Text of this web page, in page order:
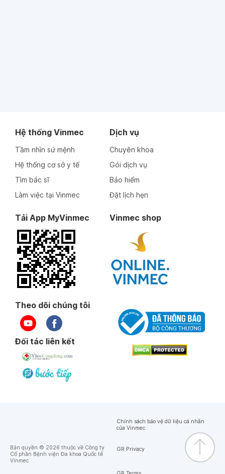
Hệ thống Vinmec
Tầm nhìn sứ mệnh
Hệ thống cơ sở y tế
Tìm bác sĩ
Làm việc tại Vinmec
Dịch vụ
Chuyên khoa
Gói dịch vụ
Bảo hiểm
Đặt lịch hẹn
Tải App MyVinmec Vinmec shop
Theo dõi chúng tôi
Đối tác liên kết
Bản quyền © 2026 thuộc về Công ty
Cổ phần Bệnh viện Đa khoa Quốc tế
Vinmec
Chính sách bảo vệ dữ liệu cá nhân
của Vinmec
GR Privacy